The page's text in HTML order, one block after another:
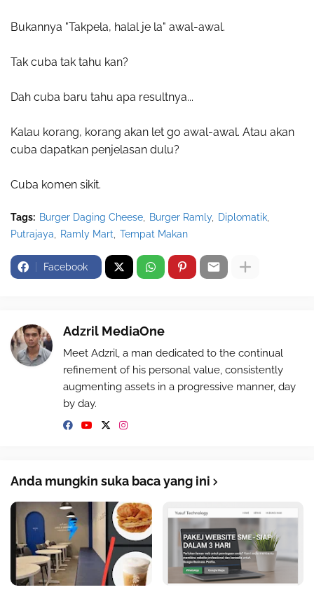
Bukannya "Takpela, halal je la" awal-awal.
Tak cuba tak tahu kan?
Dah cuba baru tahu apa resultnya...
Kalau korang, korang akan let go awal-awal. Atau akan
cuba dapatkan penjelasan dulu?
Cuba komen sikit.
Tags: Burger Daging Cheese Burger Ramly
Diplomatik
Putrajaya
Ramly Mart Tempat Makan
Facebook
Adzril MediaOne
Meet Adzril, a man dedicated to the continual
refinement of his personal value, consistently
augmenting assets in a progressive manner, day
by day.
Anda mungkin suka baca yang ini